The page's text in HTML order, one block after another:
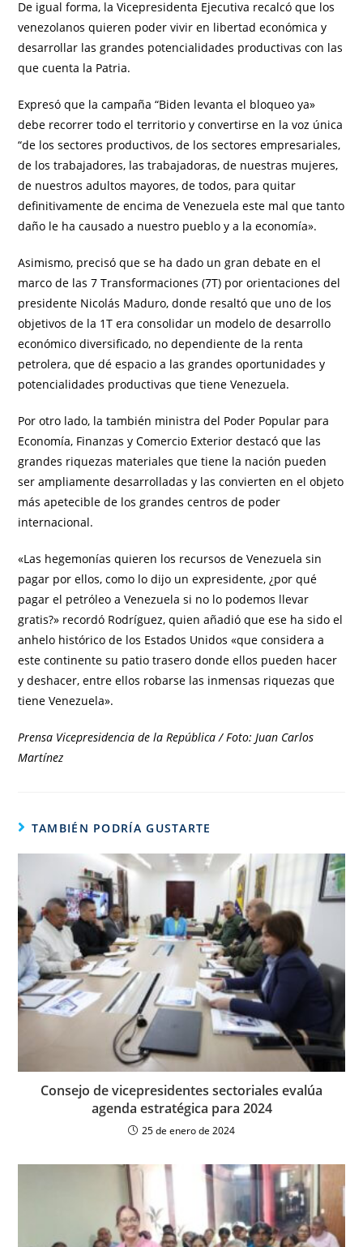
De igual forma, la Vicepresidenta Ejecutiva recalcó que los
venezolanos quieren poder vivir en libertad económica y
desarrollar las grandes potencialidades productivas con las
que cuenta la Patria.
Expresó que la campaña “Biden levanta el bloqueo ya»
debe recorrer todo el territorio y convertirse en la voz única
“de los sectores productivos, de los sectores empresariales,
de los trabajadores, las trabajadoras, de nuestras mujeres,
de nuestros adultos mayores, de todos, para quitar
definitivamente de encima de Venezuela este mal que tanto
daño le ha causado a nuestro pueblo y a la economía».
Asimismo, precisó que se ha dado un gran debate en el
marco de las 7 Transformaciones (7T) por orientaciones del
presidente Nicolás Maduro, donde resaltó que uno de los
objetivos de la 1T era consolidar un modelo de desarrollo
económico diversificado, no dependiente de la renta
petrolera, que dé espacio a las grandes oportunidades y
potencialidades productivas que tiene Venezuela.
Por otro lado, la también ministra del Poder Popular para
Economía, Finanzas y Comercio Exterior destacó que las
grandes riquezas materiales que tiene la nación pueden
ser ampliamente desarrolladas y las convierten en el objeto
más apetecible de los grandes centros de poder
internacional.
«Las hegemonías quieren los recursos de Venezuela sin
pagar por ellos, como lo dijo un expresidente, ¿por qué
pagar el petróleo a Venezuela si no lo podemos llevar
gratis?» recordó Rodríguez, quien añadió que ese ha sido el
anhelo histórico de los Estados Unidos «que considera a
este continente su patio trasero donde ellos pueden hacer
y deshacer, entre ellos robarse las inmensas riquezas que
tiene Venezuela».
Prensa Vicepresidencia de la República / Foto: Juan Carlos
Martínez
TAMBIÉN PODRÍA GUSTARTE
Consejo de vicepresidentes sectoriales evalúa
agenda estratégica para 2024
25 de enero de 2024